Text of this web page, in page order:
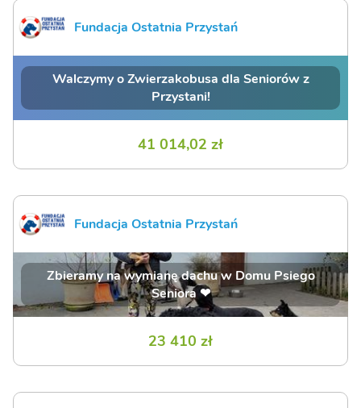
Fundacja Ostatnia Przystań
Walczymy o Zwierzakobusa dla Seniorów z
Przystani!
41 014,02 zł
Fundacja Ostatnia Przystań
Zbieramy na wymianę dachu w Domu Psiego
Seniora ❤
23 410 zł